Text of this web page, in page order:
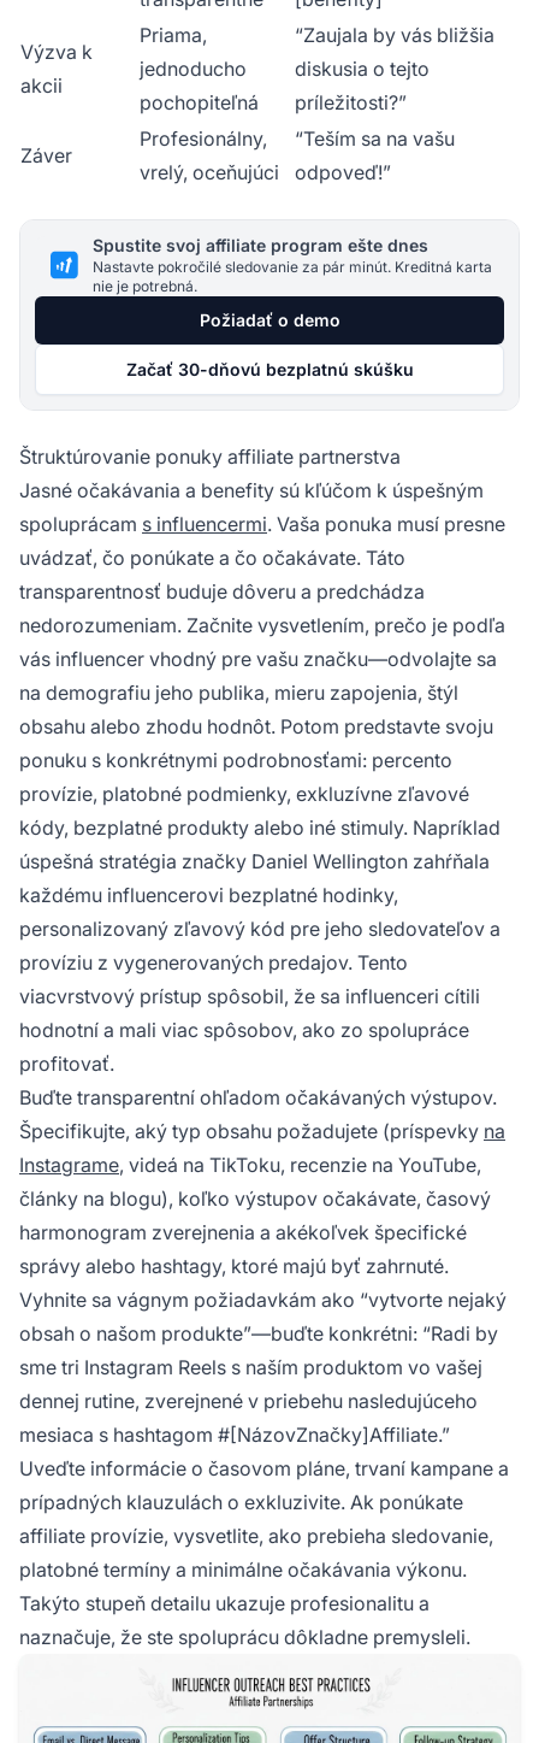
Výzva k
akcii
Priama,
jednoducho
pochopiteľná
“Zaujala by vás bližšia
diskusia o tejto
príležitosti?”
Záver
Profesionálny,
vrelý, oceňujúci
“Teším sa na vašu
odpoveď!”
Spustite svoj affiliate program ešte dnes
Nastavte pokročilé sledovanie za pár minút. Kreditná karta
nie je potrebná.
Požiadať o demo
Začať 30-dňovú bezplatnú skúšku
Štruktúrovanie ponuky affiliate partnerstva
Jasné očakávania a benefity sú kľúčom k úspešným
spoluprácam s influencermi. Vaša ponuka musí presne
uvádzať, čo ponúkate a čo očakávate. Táto
transparentnosť buduje dôveru a predchádza
nedorozumeniam. Začnite vysvetlením, prečo je podľa
vás influencer vhodný pre vašu značku—odvolajte sa
na demografiu jeho publika, mieru zapojenia, štýl
obsahu alebo zhodu hodnôt. Potom predstavte svoju
ponuku s konkrétnymi podrobnosťami: percento
provízie, platobné podmienky, exkluzívne zľavové
kódy, bezplatné produkty alebo iné stimuly. Napríklad
úspešná stratégia značky Daniel Wellington zahŕňala
každému influencerovi bezplatné hodinky,
personalizovaný zľavový kód pre jeho sledovateľov a
províziu z vygenerovaných predajov. Tento
viacvrstvový prístup spôsobil, že sa influenceri cítili
hodnotní a mali viac spôsobov, ako zo spolupráce
profitovať.
Buďte transparentní ohľadom očakávaných výstupov.
Špecifikujte, aký typ obsahu požadujete (príspevky na
Instagrame, videá na TikToku, recenzie na YouTube,
články na blogu), koľko výstupov očakávate, časový
harmonogram zverejnenia a akékoľvek špecifické
správy alebo hashtagy, ktoré majú byť zahrnuté.
Vyhnite sa vágnym požiadavkám ako “vytvorte nejaký
obsah o našom produkte”—buďte konkrétni: “Radi by
sme tri Instagram Reels s naším produktom vo vašej
dennej rutine, zverejnené v priebehu nasledujúceho
mesiaca s hashtagom #[NázovZnačky]Affiliate.”
Uveďte informácie o časovom pláne, trvaní kampane a
prípadných klauzulách o exkluzivite. Ak ponúkate
affiliate provízie, vysvetlite, ako prebieha sledovanie,
platobné termíny a minimálne očakávania výkonu.
Takýto stupeň detailu ukazuje profesionalitu a
naznačuje, že ste spoluprácu dôkladne premysleli.